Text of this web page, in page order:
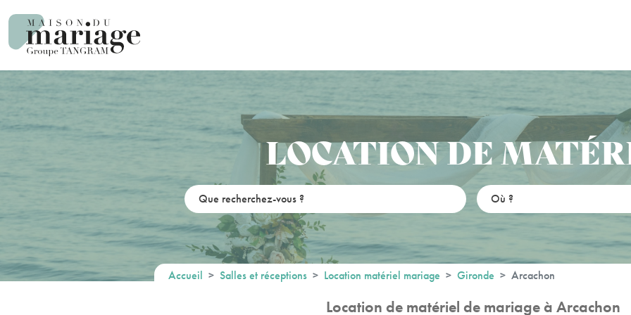
LOCATION DE
Accueil Salles et réceptions Location matériel mariage Gironde Arcachon
Location de matériel de mariage à Arcachon